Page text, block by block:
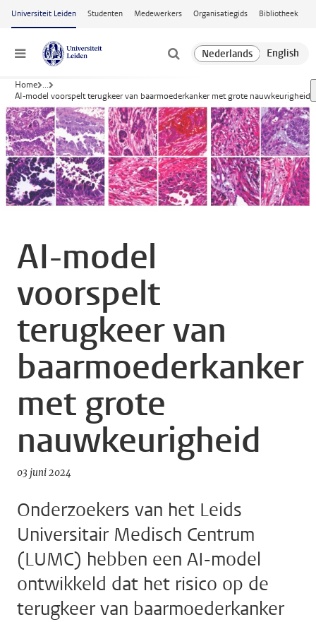
Ga naar hoofdinhoud
Universiteit Leiden Studenten Medewerkers Organisatiegids Bibliotheek
Menu
Home ...
AI-model voorspelt terugkeer van baarmoederkanker met grote nauwkeurigheid
AI-model
voorspelt
terugkeer van
baarmoederkanker
met grote
nauwkeurigheid
03 juni 2024
Onderzoekers van het Leids
Universitair Medisch Centrum
(LUMC) hebben een AI-model
ontwikkeld dat het risico op de
terugkeer van baarmoederkanker